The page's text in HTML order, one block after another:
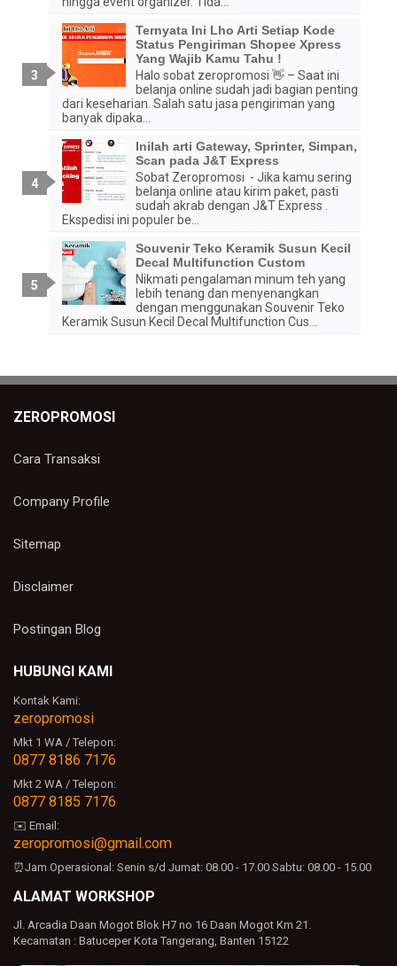
Ternyata Ini Lho Arti Setiap Kode
Status Pengiriman Shopee Xpress
Yang Wajib Kamu Tahu !
Halo sobat zeropromosi 👋 – Saat ini
belanja online sudah jadi bagian penting
dari keseharian. Salah satu jasa pengiriman yang
banyak dipaka...
Inilah arti Gateway, Sprinter, Simpan,
Scan pada J&T Express
Sobat Zeropromosi - Jika kamu sering
belanja online atau kirim paket, pasti
sudah akrab dengan J&T Express .
Ekspedisi ini populer be...
Souvenir Teko Keramik Susun Kecil
Decal Multifunction Custom
Nikmati pengalaman minum teh yang
lebih tenang dan menyenangkan
dengan menggunakan Souvenir Teko
Keramik Susun Kecil Decal Multifunction Cus...
ZEROPROMOSI
Cara Transaksi
Company Profile
Sitemap
Disclaimer
Postingan Blog
HUBUNGI KAMI
Kontak Kami:
zeropromosi
Mkt 1 WA / Telepon:
0877 8186 7176
Mkt 2 WA / Telepon:
0877 8185 7176
✉️ Email:
zeropromosi@gmail.com
⏰Jam Operasional: Senin s/d Jumat: 08.00 - 17.00 Sabtu: 08.00 - 15.00
ALAMAT WORKSHOP
Jl. Arcadia Daan Mogot Blok H7 no 16 Daan Mogot Km 21.
Kecamatan : Batuceper Kota Tangerang, Banten 15122